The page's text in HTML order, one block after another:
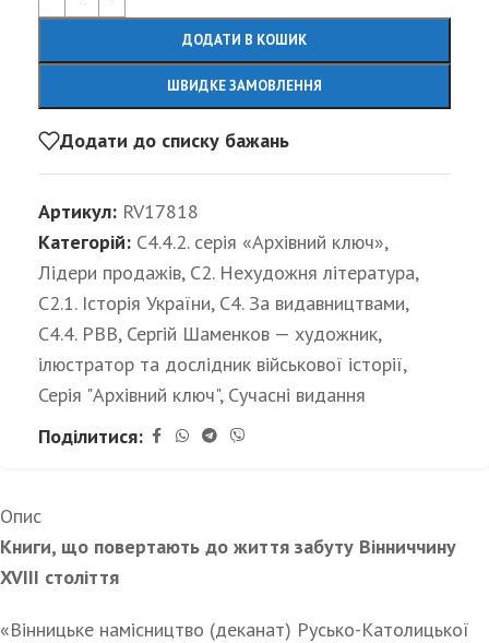
ДОДАТИ В КОШИК
ШВИДКЕ ЗАМОВЛЕННЯ
Додати до списку бажань
Артикул: RV17818
Категорій: C4.4.2. серія «Архівний ключ»,
Лідери продажів, С2. Нехудожня література,
С2.1. Історія України, С4. За видавництвами,
С4.4. РВВ, Сергій Шаменков — художник,
ілюстратор та дослідник військової історії,
Серія "Архівний ключ", Сучасні видання
Поділитися:
Опис
Книги, що повертають до життя забуту Вінниччину
XVIII століття
«Вінницьке намісництво (деканат) Русько-Католицької